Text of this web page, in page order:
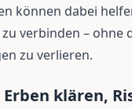
können dabei
verbinden – ohne
zu verlieren.
klären,